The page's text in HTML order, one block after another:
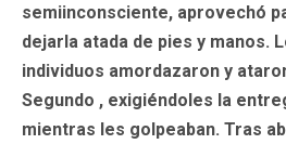
semiinconsciente, aprovechó
dejarla atada de pies y manos.
individuos amordazaron y
Segundo , exigiéndoles la
mientras les golpeaban. Tras